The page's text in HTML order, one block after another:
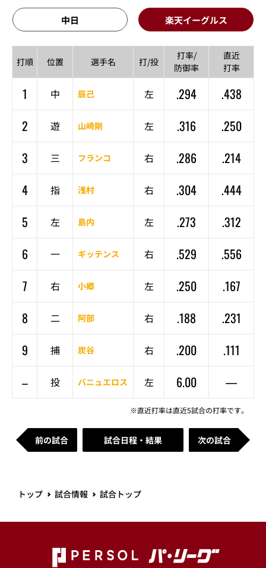
中日 楽天イーグルス
打順 位置 選手名 打/投
打率/
防御率
直近
打率
1 中 辰己 左 .294
.438
2
遊 山崎剛 左 .316
.250
3
三 フランコ 右 .286
.214
4
指 浅村 右 .304
.444
5
左 島内 左 .273
.312
6
一 ギッテンス 右 .529
.556
7
右 小郷 左 .250
.167
8
二 阿部 右 .188
.231
9
捕 炭谷 右 .200
.111
–
投 バニュエロス 左 6.00 —
※直近打率は直近5試合の打率です。
前の試合 試合日程・結果 次の試合
トップ 試合情報 試合トップ